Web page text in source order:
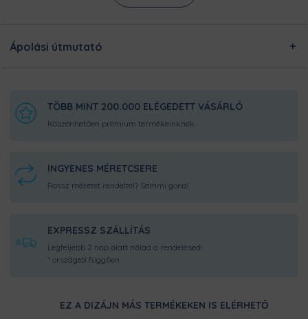
Ápolási útmutató
TÖBB MINT 200.000 ELÉGEDETT VÁSÁRLÓ
Köszönhetően prémium termékeinknek
INGYENES MÉRETCSERE
Rossz méretet rendeltél? Semmi gond!
EXPRESSZ SZÁLLÍTÁS
Legfeljebb 2 nap alatt nálad a rendelésed!
* országtól függően
EZ A DIZÁJN MÁS TERMÉKEKEN IS ELÉRHETŐ